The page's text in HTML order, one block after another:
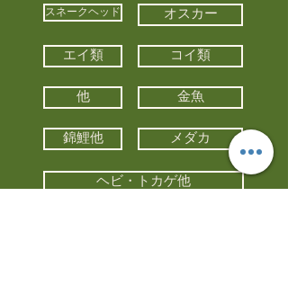
スネークヘッド オスカー
エイ類 コイ類
他 金魚
錦鯉他 メダカ
ヘビ・トカゲ他